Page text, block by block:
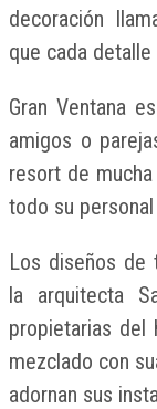
decoración
que cada
Gran Ventana
amigos o
resort de
todo su personal
Los diseños de
la arquitecta
propietarias del
mezclado con
adornan sus